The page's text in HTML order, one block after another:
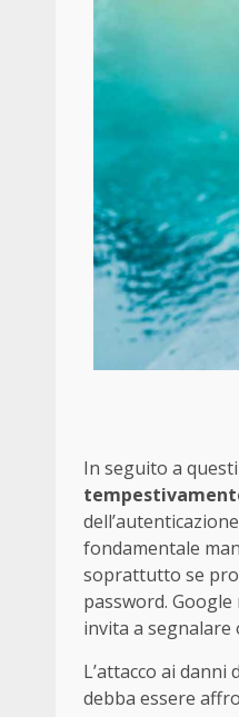
In seguito a
fondamentale
soprattutto se
password.
invita a
L’attacco ai
debba essere